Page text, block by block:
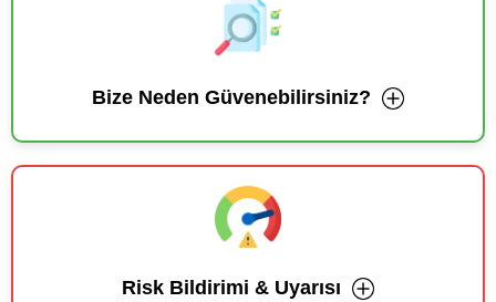
Bize Neden Güvenebilirsiniz?
Risk Bildirimi & Uyarısı